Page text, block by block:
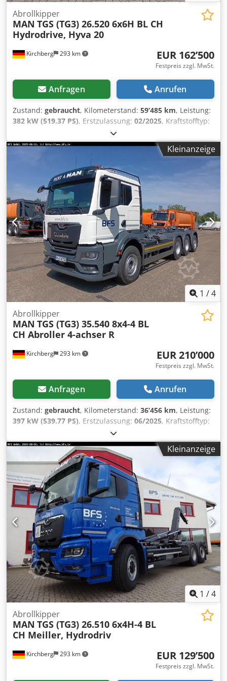
Kirchberg 293 km
Abrollkipper
MAN TGS (TG3) 26.520 6x6H BL CH
Hydrodrive, Hyva 20
EUR 162’500
Festpreis zzgl. MwSt.
Anfragen Anrufen
Zustand: gebraucht, Kilometerstand: 59’485 km, Leistung:
382 kW (519.37 PS), Erstzulassung: 02/2025, Kraftstofftyp:
26’000 kg
Achsen, nächste Prüfung (TÜV):02/2027, Getriebetyp:
, Ausstattung:ABS,
Elektronisches Stabilitätsprogramm (ESP), Klimaanlage,
Navigationssystem, Auspuff Bodenauslass, ohne
Rückfahrwarner, LED Beleuchtung, Hubdach mechanisch,
2 Druckluft- hörner am FH-Dach, 2 Rundumkennleuchten,
Vorb. für Rückraumkamera, ASR, Notbremsassistent,
Spurverlassenswarner, ohne Abstandswarner, Navi 7'' +
Karte Europa u. Russland, MAN Soundsystem, Rockinger
Typ 500G, ARK HYVA 20-60S Aufnahmehöhe 1570mm
Hubkraft 200KN Behältergrössen 4550 - 7050 mm
Nebenabtrieb motorabh. nicht schaltbar, fester UFS
Chjdpfx Ahozciw Aekea
Kleinanzeige
1 /4
Kirchberg 293 km
Abrollkipper
MAN TGS (TG3) 35.540 8x4-4 BL
CH Abroller 4-achser R
EUR 210’000
Festpreis zzgl. MwSt.
Anfragen Anrufen
Zustand: gebraucht, Kilometerstand: 36’456 km, Leistung:
397 kW (539.77 PS), Erstzulassung: 06/2025, Kraftstofftyp:
32’000 kg
3 Achsen, nächste Prüfung (TÜV):10/2026, Getriebetyp:
, Emissionsklasse:Euro6 , Ausstattung:ABS,
Klimaanlage, Standheizung, Anhängerpaket, Auspuff seitl.
re. Bodenauslass, Vollbremsassisent, Differentialsperre,
Scheibe in Fhs Rückwand, Drucklufthörner,
Rundummkennleuchten, Kühlschrank Längste Container 6
500mm, Abroller RS26.65-TSL, Teleskopautomatik,
Endlagendämpfung, i.s.a.r. Bedienteil Cjdpfxoycnmpo
Ahkjha
Kleinanzeige
1 /4
Kirchberg 293 km
Abrollkipper
MAN TGS (TG3) 26.510 6x4H-4 BL
CH Meiller, Hydrodriv
EUR 129’500
Festpreis zzgl. MwSt.